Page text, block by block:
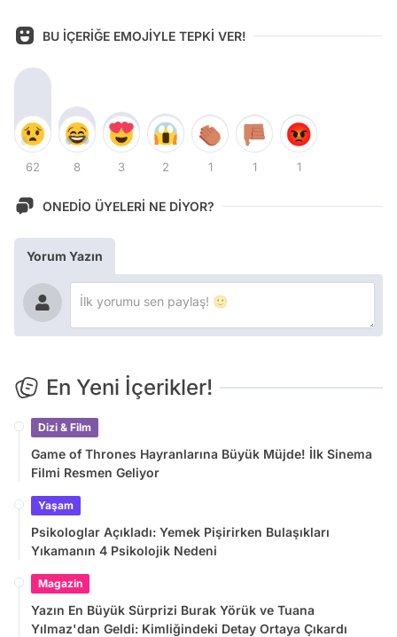
BU İÇERİĞE EMOJİYLE TEPKİ VER!
62 8 3 2 1 1 1
ONEDİO ÜYELERİ NE DİYOR?
Yorum Yazın
En Yeni İçerikler!
Dizi & Film
Game of Thrones Hayranlarına Büyük Müjde! İlk Sinema
Filmi Resmen Geliyor
Yaşam
Psikologlar Açıkladı: Yemek Pişirirken Bulaşıkları
Yıkamanın 4 Psikolojik Nedeni
Magazin
Yazın En Büyük Sürprizi Burak Yörük ve Tuana
Yılmaz'dan Geldi: Kimliğindeki Detay Ortaya Çıkardı